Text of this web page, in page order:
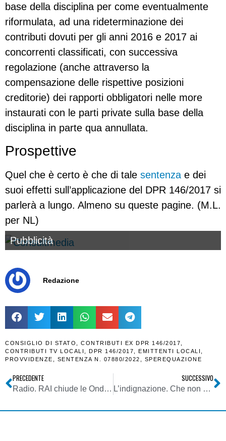
base della disciplina per come eventualmente
riformulata, ad una rideterminazione dei
contributi dovuti per gli anni 2016 e 2017 ai
concorrenti classificati, con successiva
regolazione (anche attraverso la
compensazione delle rispettive posizioni
creditorie) dei rapporti obbligatori nelle more
instaurati con le parti private sulla base della
disciplina in parte qua annullata.
Prospettive
Quel che è certo è che di tale sentenza e dei
suoi effetti sull’applicazione del DPR 146/2017 si
parlerà a lungo. Almeno su queste pagine. (M.L.
per NL)
Pubblicità
Redazione
CONSIGLIO DI STATO CONTRIBUTI EX DPR 146/2017
CONTRIBUTI TV LOCALI
DPR 146/2017 EMITTENTI LOCALI
PROVVIDENZE
SENTENZA N. 07880/2022 SPEREQUAZIONE
PRECEDENTE
Radio. RAI chiude le Onde Medie: storia, curiosità e qualche polemica sul media analogico inventato da Guglielmo Marconi
SUCCESSIVO
L’indignazione. Che non c’è stata